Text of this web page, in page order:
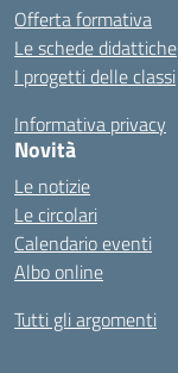
Offerta formativa
Le schede didattiche
I progetti delle classi
Informativa privacy
Novità
Le notizie
Le circolari
Calendario eventi
Albo online
Tutti gli argomenti